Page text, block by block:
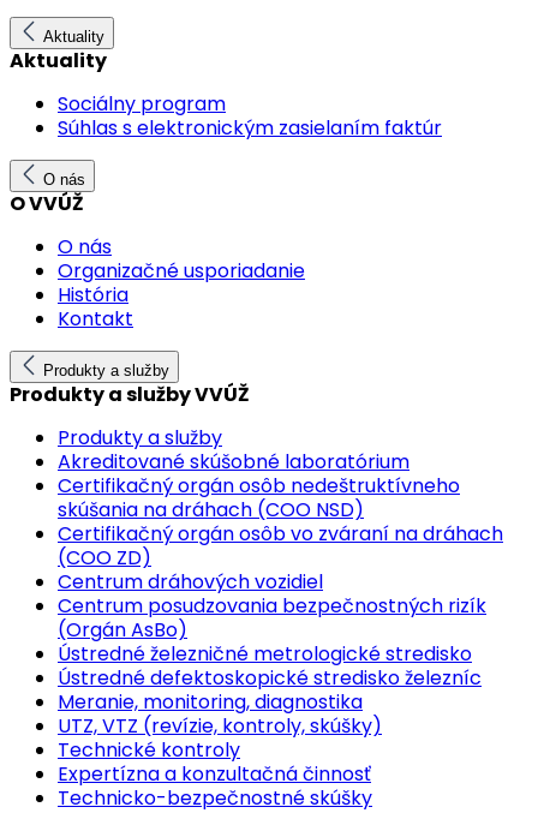
Aktuality
Aktuality
Sociálny program
Súhlas s elektronickým zasielaním faktúr
O nás
O VVÚŽ
O nás
Organizačné usporiadanie
História
Kontakt
Produkty a služby
Produkty a služby VVÚŽ
Produkty a služby
Akreditované skúšobné laboratórium
Certifikačný orgán osôb nedeštruktívneho
skúšania na dráhach (COO NSD)
Certifikačný orgán osôb vo zváraní na dráhach
(COO ZD)
Centrum dráhových vozidiel
Centrum posudzovania bezpečnostných rizík
(Orgán AsBo)
Ústredné železničné metrologické stredisko
Ústredné defektoskopické stredisko železníc
Meranie, monitoring, diagnostika
UTZ, VTZ (revízie, kontroly, skúšky)
Technické kontroly
Expertízna a konzultačná činnosť
Technicko-bezpečnostné skúšky